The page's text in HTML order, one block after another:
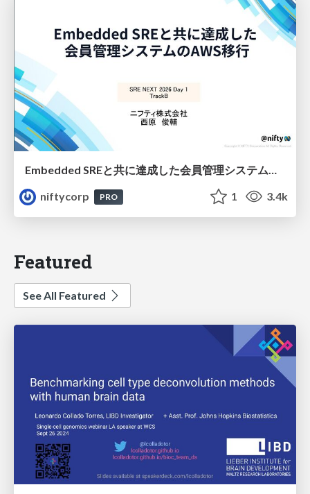
Embedded SREと共に達成した会員管理システムのAWS移行 - SRE NEXT 2026 ランチスポンサーセッション
niftycorp
PRO 1 3.4k
Featured
See All Featured